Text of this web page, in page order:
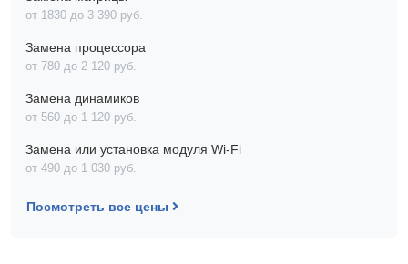
от 1830 до 3 390 pyб.
Замена процессора
от 780 до 2 120 pyб.
Замена динамиков
от 560 до 1 120 pyб.
Замена или установка модуля Wi-Fi
от 490 до 1 030 pyб.
Посмотреть все цены